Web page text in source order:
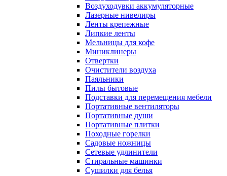
Воздуходувки аккумуляторные
Лазерные нивелиры
Ленты крепежные
Липкие ленты
Мельницы для кофе
Миниклинеры
Отвертки
Очистители воздуха
Паяльники
Пилы бытовые
Подставки для перемещения мебели
Портативные вентиляторы
Портативные души
Портативные плитки
Походные горелки
Садовые ножницы
Сетевые удлинители
Стиральные машинки
Сушилки для белья